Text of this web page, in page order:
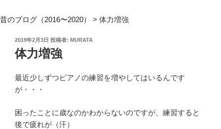
昔のブログ（2016〜2020） > 体力増強
投
稿
日:
2019年2月3日 投稿者: MURATA
体力増強
最近少しずつピアノの練習を増やしてはいるんです
が・・・
困ったことに歳なのかわからないのですが、練習すると
後で疲れが（汗）